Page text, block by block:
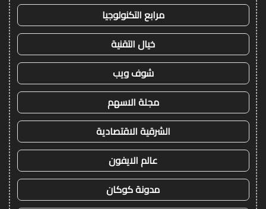
مرابع التكنولوجيا
خيال التقنية
شوف ويب
مجلة الاسهم
الشرقية الاقتصادية
عالم الايفون
مدونة كوكان